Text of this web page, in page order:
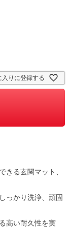
入りに登録する
きる玄関マット、
っかり洗浄、頑固
高い耐久性を実